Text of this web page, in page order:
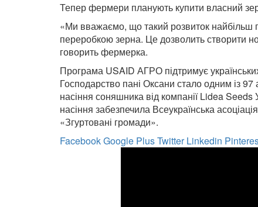
Тепер фермери планують купити власний
«Ми вважаємо, що такий розвиток найбільш
переробкою зерна. Це дозволить створити
говорить фермерка.
Програма USAID АГРО підтримує
Господарство пані Оксани стало одним із
насіння соняшника від компанії Lidea Seeds
насіння забезпечила Всеукраїнська
«Згуртовані громади».
FacebookGoogle PlusTwitter Linkedin